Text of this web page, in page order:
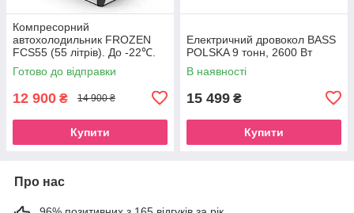
Компресорний
автохолодильник FROZEN
FCS55 (55 літрів). До -22℃.
Живлення 12, 24, 220 вольт
Готово до відправки
12 900 ₴ 14 900 ₴
Купити
Електричний дровокол BASS
POLSKA 9 тонн, 2600 Вт
В наявності
15 499 ₴
Купити
Про нас